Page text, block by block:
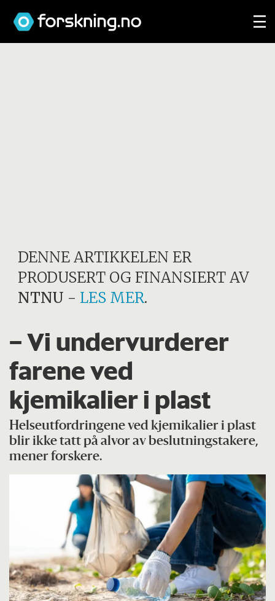
DENNE ARTIKKELEN ER
PRODUSERT OG FINANSIERT AV
NTNU - LES MER.
– Vi undervurderer
farene ved
kjemikalier i plast
Helseutfordringene ved kjemikalier i plast
blir ikke tatt på alvor av beslutningstakere,
mener forskere.